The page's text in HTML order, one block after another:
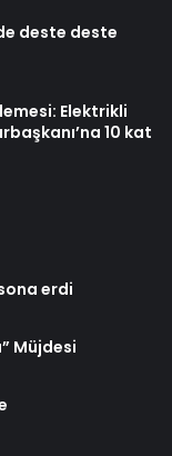
deste deste
Elektrikli
10 kat
erdi
Müjdesi